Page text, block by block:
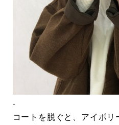
.
コートを脱ぐと、アイボリ